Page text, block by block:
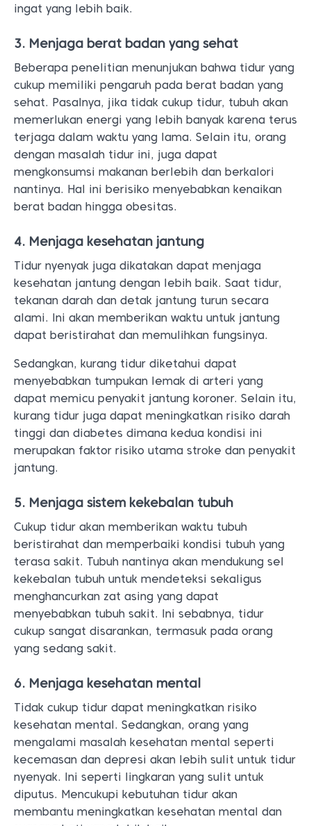
ingat yang lebih baik.
3. Menjaga berat badan yang sehat
Beberapa penelitian menunjukan bahwa tidur yang
cukup memiliki pengaruh pada berat badan yang
sehat. Pasalnya, jika tidak cukup tidur, tubuh akan
memerlukan energi yang lebih banyak karena terus
terjaga dalam waktu yang lama. Selain itu, orang
dengan masalah tidur ini, juga dapat
mengkonsumsi makanan berlebih dan berkalori
nantinya. Hal ini berisiko menyebabkan kenaikan
berat badan hingga obesitas.
4. Menjaga kesehatan jantung
Tidur nyenyak juga dikatakan dapat menjaga
kesehatan jantung dengan lebih baik. Saat tidur,
tekanan darah dan detak jantung turun secara
alami. Ini akan memberikan waktu untuk jantung
dapat beristirahat dan memulihkan fungsinya.
Sedangkan, kurang tidur diketahui dapat
menyebabkan tumpukan lemak di arteri yang
dapat memicu penyakit jantung koroner. Selain itu,
kurang tidur juga dapat meningkatkan risiko darah
tinggi dan diabetes dimana kedua kondisi ini
merupakan faktor risiko utama stroke dan penyakit
jantung.
5. Menjaga sistem kekebalan tubuh
Cukup tidur akan memberikan waktu tubuh
beristirahat dan memperbaiki kondisi tubuh yang
terasa sakit. Tubuh nantinya akan mendukung sel
kekebalan tubuh untuk mendeteksi sekaligus
menghancurkan zat asing yang dapat
menyebabkan tubuh sakit. Ini sebabnya, tidur
cukup sangat disarankan, termasuk pada orang
yang sedang sakit.
6. Menjaga kesehatan mental
Tidak cukup tidur dapat meningkatkan risiko
kesehatan mental. Sedangkan, orang yang
mengalami masalah kesehatan mental seperti
kecemasan dan depresi akan lebih sulit untuk tidur
nyenyak. Ini seperti lingkaran yang sulit untuk
diputus. Mencukupi kebutuhan tidur akan
membantu meningkatkan kesehatan mental dan